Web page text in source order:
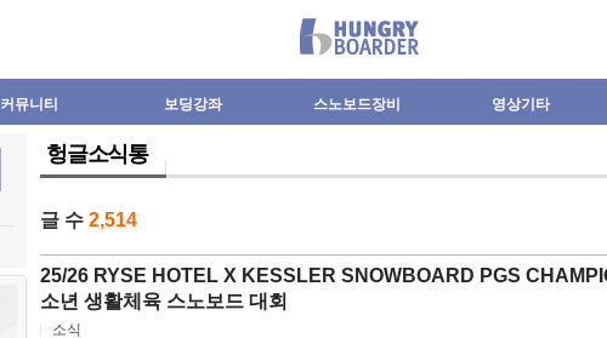
커뮤니티 보딩강좌 스노보드장비 영상기타
헝글소식통
글 수 2,514
25/26 RYSE HOTEL X KESSLER SNOWBOARD PGS
소년 생활체육 스노보드 대회
소식